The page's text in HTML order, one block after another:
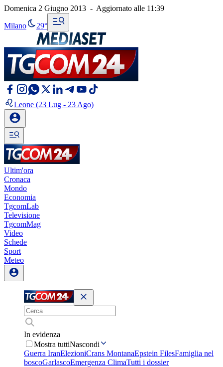
Domenica 2 Giugno 2013 - Aggiornato alle 11:39
Milano 29°
Leone (23 Lug - 23 Ago)
Ultim'ora
Cronaca
Mondo
Economia
TgcomLab
Televisione
TgcomMag
Video
Schede
Sport
Meteo
In evidenza
Mostra tuttiNascondi
Guerra IranElezioniCrans MontanaEpstein FilesFamiglia nel
boscoGarlascoEmergenza ClimaTutti i dossier